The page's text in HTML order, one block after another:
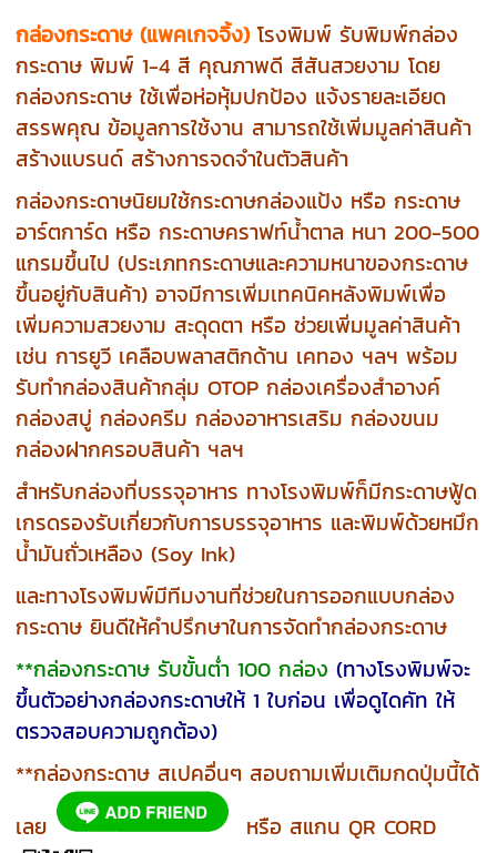
กล่องกระดาษ (แพคเกจจิ้ง) โรงพิมพ์ รับพิมพ์กล่อง
กระดาษ พิมพ์ 1-4 สี คุณภาพดี สีสันสวยงาม โดย
กล่องกระดาษ ใช้เพื่อห่อหุ้มปกป้อง แจ้งรายละเอียด
สรรพคุณ ข้อมูลการใช้งาน สามารถใช้เพิ่มมูลค่าสินค้า
สร้างแบรนด์ สร้างการจดจำในตัวสินค้า
กล่องกระดาษนิยมใช้กระดาษกล่องแป้ง หรือ กระดาษ
อาร์ตการ์ด หรือ กระดาษคราฟท์น้ำตาล หนา 200-500
แกรมขึ้นไป (ประเภทกระดาษและความหนาของกระดาษ
ขึ้นอยู่กับสินค้า) อาจมีการเพิ่มเทคนิคหลังพิมพ์เพื่อ
เพิ่มความสวยงาม สะดุดตา หรือ ช่วยเพิ่มมูลค่าสินค้า
เช่น การยูวี เคลือบพลาสติกด้าน เคทอง ฯลฯ พร้อม
รับทำกล่องสินค้ากลุ่ม OTOP กล่องเครื่องสำอางค์
กล่องสบู่ กล่องครีม กล่องอาหารเสริม กล่องขนม
กล่องฝากครอบสินค้า ฯลฯ
สำหรับกล่องที่บรรจุอาหาร ทางโรงพิมพ์ก็มีกระดาษฟู้ด
เกรดรองรับเกี่ยวกับการบรรจุอาหาร และพิมพ์ด้วยหมึก
น้ำมันถั่วเหลือง (Soy Ink)
และทางโรงพิมพ์มีทีมงานที่ช่วยในการออกแบบกล่อง
กระดาษ ยินดีให้คำปรึกษาในการจัดทำกล่องกระดาษ
**กล่องกระดาษ รับขั้นต่ำ 100 กล่อง(ทางโรงพิมพ์จะ
ขึ้นตัวอย่างกล่องกระดาษให้ 1 ใบก่อน เพื่อดูไดคัท ให้
ตรวจสอบความถูกต้อง)
**กล่องกระดาษ สเปคอื่นๆ สอบถามเพิ่มเติมกดปุ่มนี้ได้
เลย
หรือ สแกน QR CORD